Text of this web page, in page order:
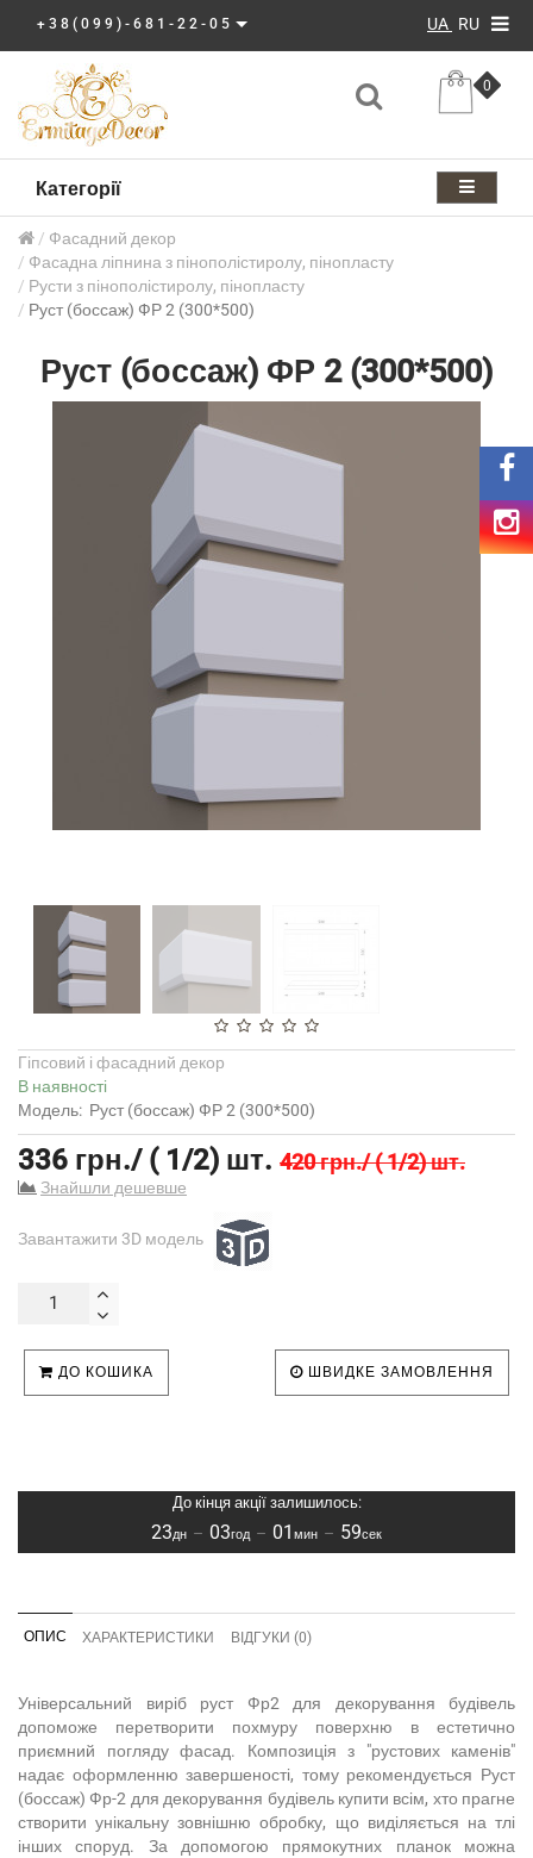
+38(099)-681-22-05 UA RU
0
Категорії
Фасадний декор
Фасадна ліпнина з пінополістиролу, пінопласту
Русти з пінополістиролу, пінопласту
Руст (боссаж) ФР 2 (300*500)
Руст (боссаж) ФР 2 (300*500)
Гіпсовий і фасадний декор
В наявності
Модель: Руст (боссаж) ФР 2 (300*500)
336 грн./ ( 1/2) шт. 420 грн./ ( 1/2) шт.
Знайшли дешевше
Завантажити 3D модель
ДО КОШИКА ШВИДКЕ ЗАМОВЛЕННЯ
До кінця акції залишилось:
23дн – 03год – 01 мин – 59сек
ОПИС ХАРАКТЕРИСТИКИ ВІДГУКИ (0)
Універсальний виріб руст Фр2 для декорування будівель
допоможе перетворити похмуру поверхню в естетично
приємний погляду фасад. Композиція з "рустових каменів"
надає оформленню завершеності, тому рекомендується Руст
(боссаж) Фр-2 для декорування будівель купити всім, хто прагне
створити унікальну зовнішню обробку, що виділяється на тлі
інших споруд. За допомогою прямокутних планок можна